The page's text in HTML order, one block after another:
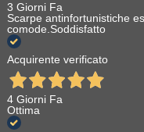
3 Giorni Fa
Scarpe antinfortunistiche
comode.Soddisfatto
Acquirente verificato
4 Giorni Fa
Ottima